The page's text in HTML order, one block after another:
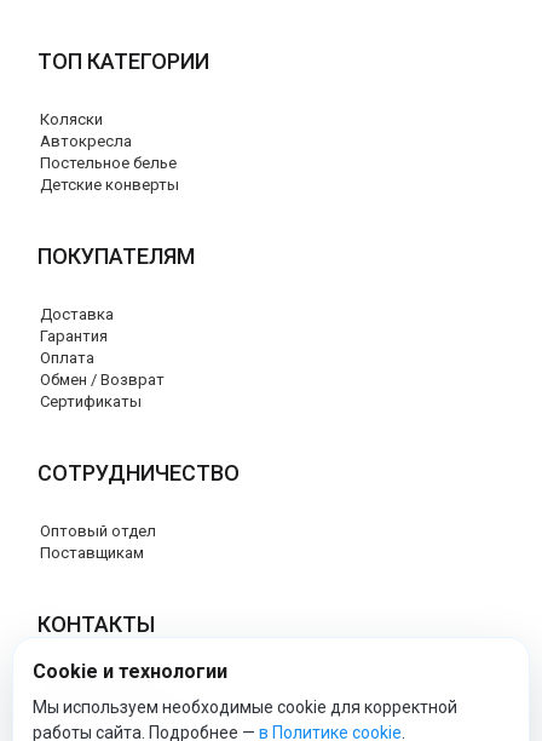
ТОП КАТЕГОРИИ
Коляски
Автокресла
Постельное белье
Детские конверты
ПОКУПАТЕЛЯМ
Доставка
Гарантия
Оплата
Обмен / Возврат
Сертификаты
СОТРУДНИЧЕСТВО
Оптовый отдел
Поставщикам
КОНТАКТЫ
8 (800) 707-76-34
info@esspero-market.ru
Cookie и технологии
Мы используем необходимые cookie для корректной
работы сайта. Подробнее — в Политике cookie